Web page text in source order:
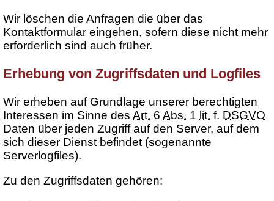
Wir löschen die Anfragen die über das
Kontaktformular eingehen, sofern diese nicht mehr
erforderlich sind auch früher.
Erhebung von Zugriffsdaten und Logfiles
Wir erheben auf Grundlage unserer berechtigten
Interessen im Sinne des Art. 6 Abs. 1 lit. f. DSGVO
Daten über jeden Zugriff auf den Server, auf dem
sich dieser Dienst befindet (sogenannte
Serverlogfiles).
Zu den Zugriffsdaten gehören: